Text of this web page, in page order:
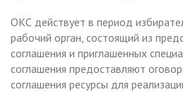
ОКС действует в период
рабочий орган, состоящий из
соглашения и приглашенных
соглашения предоставляют
соглашения ресурсы для